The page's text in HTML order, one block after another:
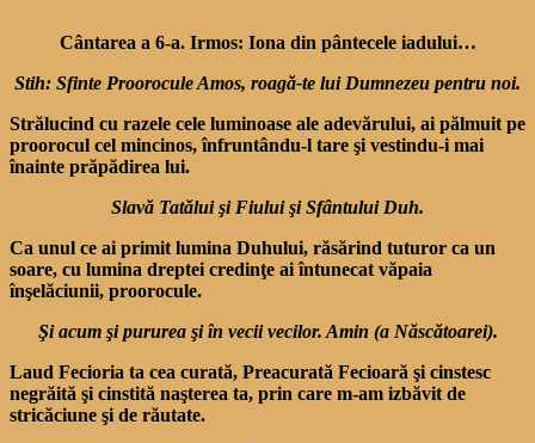
Cântarea a 6-a. Irmos: Iona din pântecele iadului…
Stih: Sfinte Proorocule Amos, roagă-te lui Dumnezeu pentru noi.
Strălucind cu razele cele luminoase ale adevărului, ai pălmuit pe
proorocul cel mincinos, înfruntându-l tare şi vestindu-i mai
înainte prăpădirea lui.
Slavă Tatălui şi Fiului şi Sfântului Duh.
Ca unul ce ai primit lumina Duhului, răsărind tuturor ca un
soare, cu lumina dreptei credinţe ai întunecat văpaia
înşelăciunii, proorocule.
Şi acum şi pururea şi în vecii vecilor. Amin (a Născătoarei).
Laud Fecioria ta cea curată, Preacurată Fecioară şi cinstesc
negrăită şi cinstită naşterea ta, prin care m-am izbăvit de
stricăciune şi de răutate.